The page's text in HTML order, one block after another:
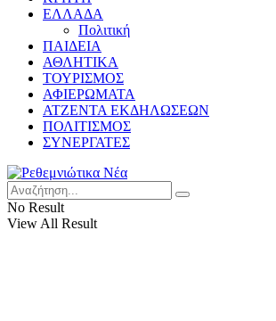
ΕΛΛΑΔΑ
Πολιτική
ΠΑΙΔΕΙΑ
ΑΘΛΗΤΙΚΑ
ΤΟΥΡΙΣΜΟΣ
ΑΦΙΕΡΩΜΑΤΑ
ΑΤΖΕΝΤΑ ΕΚΔΗΛΩΣΕΩΝ
ΠΟΛΙΤΙΣΜΟΣ
ΣΥΝΕΡΓΑΤΕΣ
No Result
View All Result